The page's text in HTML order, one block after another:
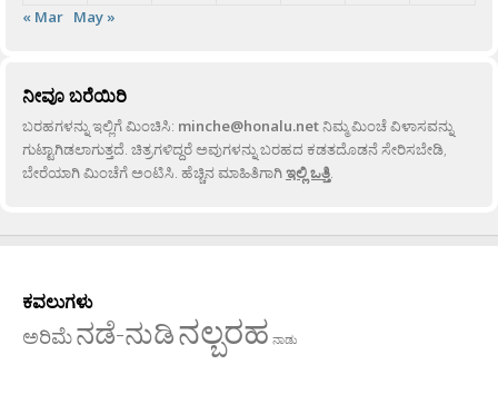
« Mar May »
ನೀವೂ ಬರೆಯಿರಿ
ಬರಹಗಳನ್ನು ಇಲ್ಲಿಗೆ ಮಿಂಚಿಸಿ: minche@honalu.netನಿಮ್ಮ ಮಿಂಚೆ ವಿಳಾಸವನ್ನು
ಗುಟ್ಟಾಗಿಡಲಾಗುತ್ತದೆ. ಚಿತ್ರಗಳಿದ್ದರೆ ಅವುಗಳನ್ನು ಬರಹದ ಕಡತದೊಡನೆ ಸೇರಿಸಬೇಡಿ,
ಬೇರೆಯಾಗಿ ಮಿಂಚೆಗೆ ಅಂಟಿಸಿ. ಹೆಚ್ಚಿನ ಮಾಹಿತಿಗಾಗಿಇಲ್ಲಿ ಒತ್ತಿ.
ಕವಲುಗಳು
ಅರಿಮೆನಡೆ-ನುಡಿನಲ್ಬರಹ ನಾಡು